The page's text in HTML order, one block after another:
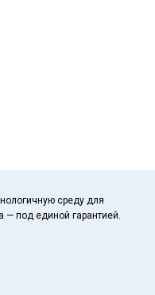
среду для
— под единой гарантией.